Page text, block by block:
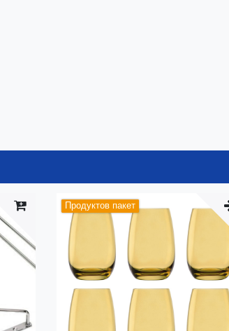
Продуктов пакет